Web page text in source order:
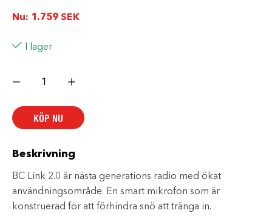
Nu: 1.759 SEK
I lager
Link
BCA
mängd
KÖP NU
Beskrivning
BC Link 2.0 är nästa generations radio med ökat
användningsområde. En smart mikrofon som är
konstruerad för att förhindra snö att tränga in.